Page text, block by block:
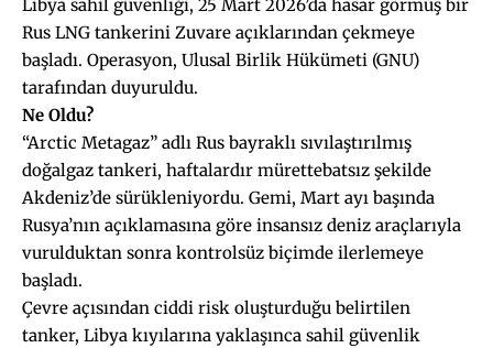
Libya sahil güvenliği, 25 Mart 2026’da hasar görmüş bir
Rus LNG tankerini Zuvare açıklarından çekmeye
başladı. Operasyon, Ulusal Birlik Hükümeti (GNU)
tarafından duyuruldu.
Ne Oldu?
“Arctic Metagaz” adlı Rus bayraklı sıvılaştırılmış
doğalgaz tankeri, haftalardır mürettebatsız şekilde
Akdeniz’de sürükleniyordu. Gemi, Mart ayı başında
Rusya’nın açıklamasına göre insansız deniz araçlarıyla
vurulduktan sonra kontrolsüz biçimde ilerlemeye
başladı.
Çevre açısından ciddi risk oluşturduğu belirtilen
tanker, Libya kıyılarına yaklaşınca sahil güvenlik